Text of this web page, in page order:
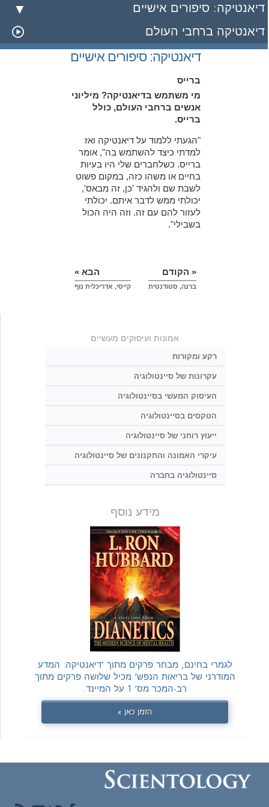
דיאנטיקה: סיפורים אישיים
דיאנטיקה ברחבי העולם
דיאנטיקה: סיפורים אישיים
ברייס
מי משתמש בדיאנטיקה? מיליוני
אנשים ברחבי העולם, כולל
ברייס.
"הגעתי ללמוד על דיאנטיקה ואז
למדתי כיצד להשתמש בה", אומר
ברייס. כשלחברים שלי היו בעיות
בחיים או משהו כזה, במקום פשוט
לשבת שם ולהגיד 'כן, זה מבאס',
יכולתי ממש לדבר איתם. יכולתי
לעזור להם עם זה. וזה היה הכול
בשבילי".
« הקודם
ברנה, סטודנטית
הבא »
קייסי, אדריכלית נוף
אמונות ועיסוקים מעשיים
רקע ומקורות
עקרונות של סיינטולוגיה
העיסוק המעשי בסיינטולוגיה
הטקסים בסיינטולוגיה
ייעוץ רוחני של סיינטולוגיה
עיקרי האמונה והתקנונים של סיינטולוגיה
סיינטולוגיה בחברה
מידע נוסף
לגמרי בחינם, מבחר פרקים מתוך 'דיאנטיקה: המדע
המודרני של בריאות הנפש' מכיל שלושה פרקים מתוך
רב-המכר מס' 1 על המיינד.
הזמן כאן »